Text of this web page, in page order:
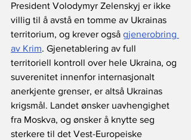
President Volodymyr Zelenskyj er ikke
villig til å avstå en tomme av Ukrainas
territorium, og krever også gjenerobring
av Krim. Gjenetablering av full
territoriell kontroll over hele Ukraina, og
suverenitet innenfor internasjonalt
anerkjente grenser, er altså Ukrainas
krigsmål. Landet ønsker uavhengighet
fra Moskva, og ønsker å knytte seg
sterkere til det Vest-Europeiske